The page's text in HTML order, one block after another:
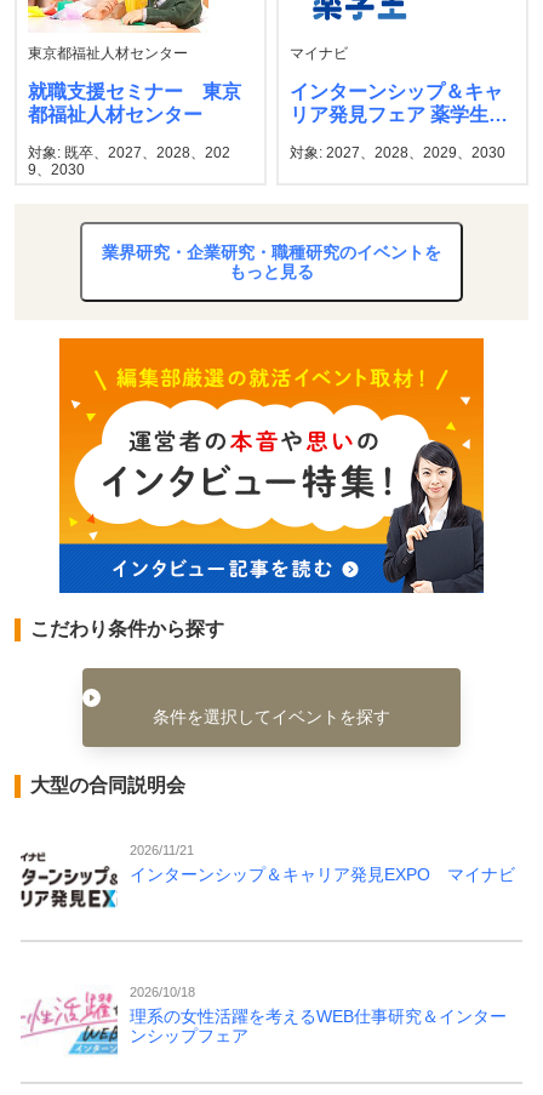
東京都福祉人材センター
就職支援セミナー 東京
都福祉人材センター
対象: 既卒、2027、2028、202
9、2030
マイナビ
インターンシップ＆キャ
リア発見フェア 薬学生
対象: 2027、2028、2029、2030
業界研究・企業研究・職種研究のイベントを
もっと見る
こだわり条件から探す
条件を選択してイベントを探す
大型の合同説明会
2026/11/21
インターンシップ＆キャリア発見EXPO マイナビ
2026/10/18
理系の女性活躍を考えるWEB仕事研究＆インター
ンシップフェア